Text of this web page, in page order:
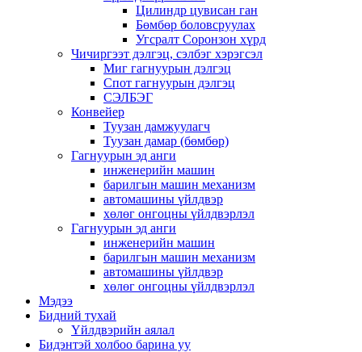
Цилиндр цувисан ган
Бөмбөр боловсруулах
Угсралт Соронзон хүрд
Чичиргээт дэлгэц, сэлбэг хэрэгсэл
Миг гагнуурын дэлгэц
Спот гагнуурын дэлгэц
СЭЛБЭГ
Конвейер
Туузан дамжуулагч
Туузан дамар (бөмбөр)
Гагнуурын эд анги
инженерийн машин
барилгын машин механизм
автомашины үйлдвэр
хөлөг онгоцны үйлдвэрлэл
Гагнуурын эд анги
инженерийн машин
барилгын машин механизм
автомашины үйлдвэр
хөлөг онгоцны үйлдвэрлэл
Мэдээ
Бидний тухай
Үйлдвэрийн аялал
Бидэнтэй холбоо барина уу